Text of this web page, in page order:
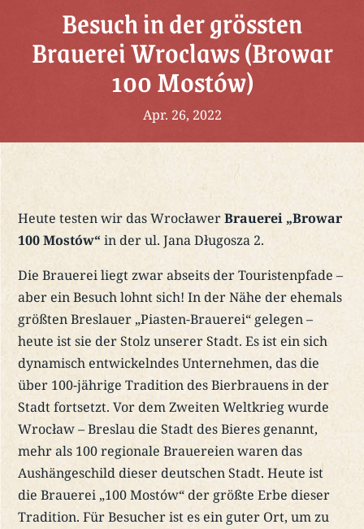
Besuch in der grössten
Brauerei Wroclaws (Browar
100 Mostów)
Apr. 26, 2022
Heute testen wir das WrocławerBrauerei „Browar
100 Mostów“ in der ul. Jana Długosza 2.
Die Brauerei liegt zwar abseits der Touristenpfade –
aber ein Besuch lohnt sich! In der Nähe der ehemals
größten Breslauer „Piasten-Brauerei“ gelegen –
heute ist sie der Stolz unserer Stadt. Es ist ein sich
dynamisch entwickelndes Unternehmen, das die
über 100-jährige Tradition des Bierbrauens in der
Stadt fortsetzt. Vor dem Zweiten Weltkrieg wurde
Wrocław – Breslau die Stadt des Bieres genannt,
mehr als 100 regionale Brauereien waren das
Aushängeschild dieser deutschen Stadt. Heute ist
die Brauerei „100 Mostów“ der größte Erbe dieser
Tradition. Für Besucher ist es ein guter Ort, um zu